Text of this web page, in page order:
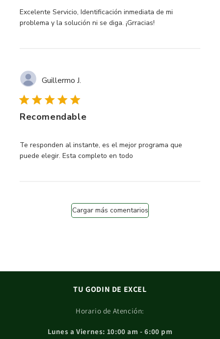
Excelente Servicio, Identificación inmediata de mi
problema y la solución ni se diga. ¡Grracias!
read more about review content Excelente Servicio,
Guillermo J.
Recomendable
Te responden al instante, es el mejor programa que
puede elegir. Esta completo en todo
read more about review content Te responden al
Cargar más comentarios
TU GODIN DE EXCEL
Horario de Atención:
Lunes a Viernes: 10:00 am - 6:00 pm